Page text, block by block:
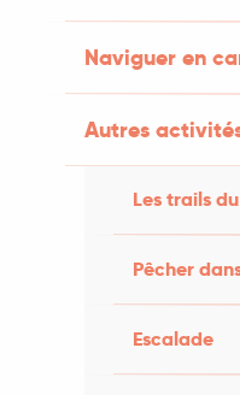
Naviguer en
Autres
Les trails
Pêcher
Escalade
s'émerveiller !
faits main et
meubles, peintures,
origami, laine,